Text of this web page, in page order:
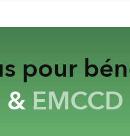
pour
& EMCCD